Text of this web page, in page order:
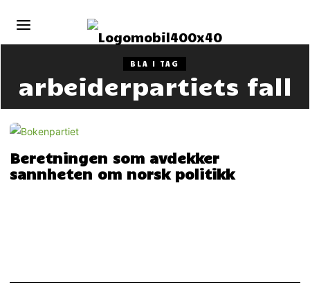
BLA I TAG
arbeiderpartiets fall
Beretningen som avdekker
sannheten om norsk politikk